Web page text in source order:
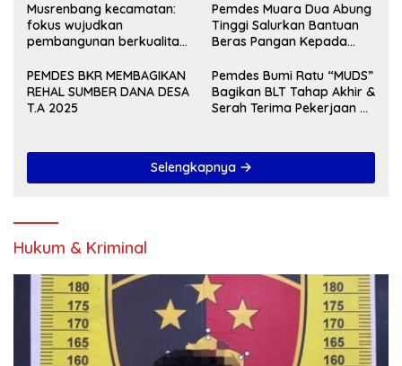
Musrenbang kecamatan:
fokus wujudkan
pembangunan berkualitas
Pemdes Muara Dua Abung
Tinggi Salurkan Bantuan
Beras Pangan Kepada
PEMDES BKR MEMBAGIKAN
REHAL SUMBER DANA DESA
T.A 2025
Pemdes Bumi Ratu “MUDS”
Bagikan BLT Tahap Akhir &
Serah Terima Pekerjaan Di
Selengkapnya
Hukum & Kriminal